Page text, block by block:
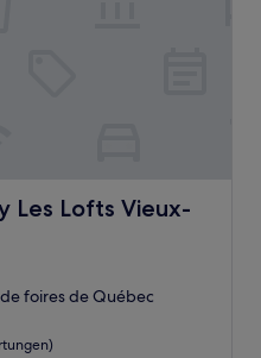
Les Lofts Vieux-
Vieux-Quebec
foires de Québec